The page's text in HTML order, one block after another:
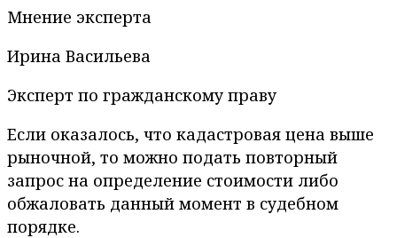
Мнение эксперта
Ирина Васильева
Эксперт по гражданскому праву
Если оказалось, что кадастровая цена выше
рыночной, то можно подать повторный
запрос на определение стоимости либо
обжаловать данный момент в судебном
порядке.